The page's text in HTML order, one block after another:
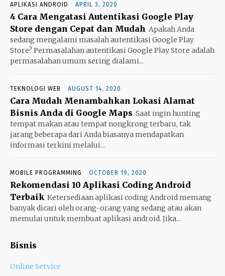
APLIKASI ANDROID APRIL 3, 2020
4 Cara Mengatasi Autentikasi Google Play
Store dengan Cepat dan Mudah Apakah Anda
sedang mengalami masalah autentikasi Google Play
Store? Permasalahan autentikasi Google Play Store adalah
permasalahan umum sering dialami...
TEKNOLOGI WEB AUGUST 14, 2020
Cara Mudah Menambahkan Lokasi Alamat
Bisnis Anda di Google Maps Saat ingin hunting
tempat makan atau tempat nongkrong terbaru, tak
jarang beberapa dari Anda biasanya mendapatkan
informasi terkini melalui...
MOBILE PROGRAMMING OCTOBER 19, 2020
Rekomendasi 10 Aplikasi Coding Android
Terbaik Ketersediaan aplikasi coding Android memang
banyak dicari oleh orang-orang yang sedang atau akan
memulai untuk membuat aplikasi android. Jika...
Bisnis
Online Service